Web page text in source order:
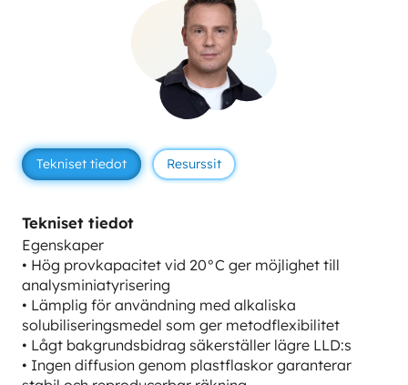
Tekniset tiedot Resurssit
Tekniset tiedot
Egenskaper
• Hög provkapacitet vid 20°C ger möjlighet till
analysminiatyrisering
• Lämplig för användning med alkaliska
solubiliseringsmedel som ger metodflexibilitet
• Lågt bakgrundsbidrag säkerställer lägre LLD:s
• Ingen diffusion genom plastflaskor garanterar